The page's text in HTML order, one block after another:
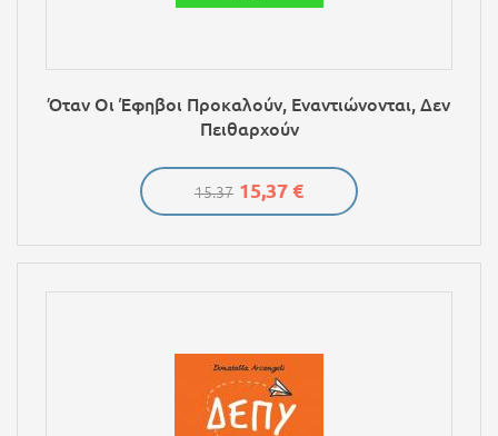
Όταν Οι Έφηβοι Προκαλούν, Εναντιώνονται, Δεν
Πειθαρχούν
15.37 15,37 €